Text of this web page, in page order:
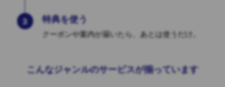
3 特典を使う
クーポンや案内が届いたら、あとは使うだけ。
こんなジャンルのサービスが揃っています